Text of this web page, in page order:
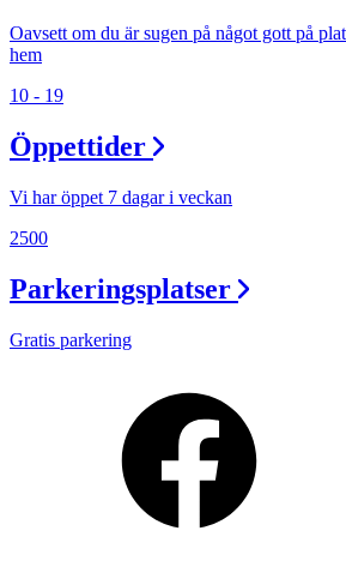
Oavsett om du är sugen på något gott på
hem
10 - 19
Öppettider
Vi har öppet 7 dagar i veckan
2500
Parkeringsplatser
Gratis parkering